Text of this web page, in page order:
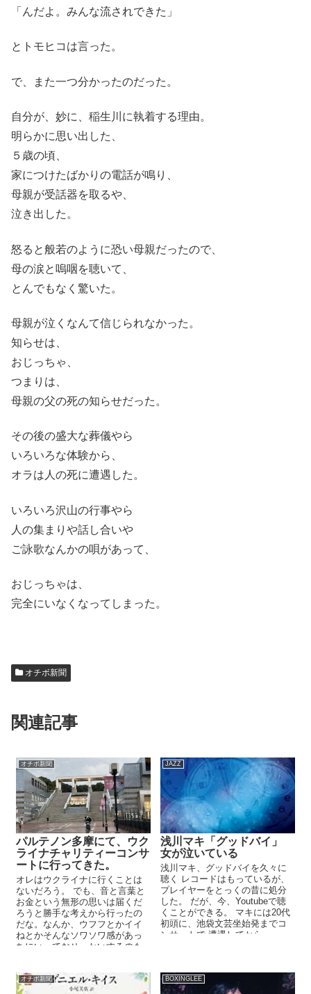
「んだよ。みんな流されできた」
とトモヒコは言った。
で、また一つ分かったのだった。
自分が、妙に、稲生川に執着する理由。
明らかに思い出した、
５歳の頃、
家につけたばかりの電話が鳴り、
母親が受話器を取るや、
泣き出した。
怒ると般若のように恐い母親だったので、
母の涙と嗚咽を聴いて、
とんでもなく驚いた。
母親が泣くなんて信じられなかった。
知らせは、
おじっちゃ、
つまりは、
母親の父の死の知らせだった。
その後の盛大な葬儀やら
いろいろな体験から、
オラは人の死に遭遇した。
いろいろ沢山の行事やら
人の集まりや話し合いや
ご詠歌なんかの唄があって、
おじっちゃは、
完全にいなくなってしまった。
オチボ新聞
関連記事
オチボ新聞
パルテノン多摩にて、ウク
ライナチャリティーコンサ
ートに行ってきた。
オレはウクライナに行くことは
ないだろう。 でも、音と言葉と
お金という無形の思いは届くだ
ろうと勝手な考えから行ったの
だな。なんか、ウフフとかイイ
ねとかそんなソワソワ感があっ
ちにいっておせっかいするのも
JAZZ
浅川マキ「グッドバイ」
女が泣いている
浅川マキ、グッドバイを久々に
聴く レコードはもっているが、
プレイヤーをとっくの昔に処分
した。 だが、今、Youtubeで聴
くことができる。 マキには20代
初頭に、池袋文芸坐始発までコ
ンサートで 遭遇してから、...
オチボ新聞 BOXINGLEE